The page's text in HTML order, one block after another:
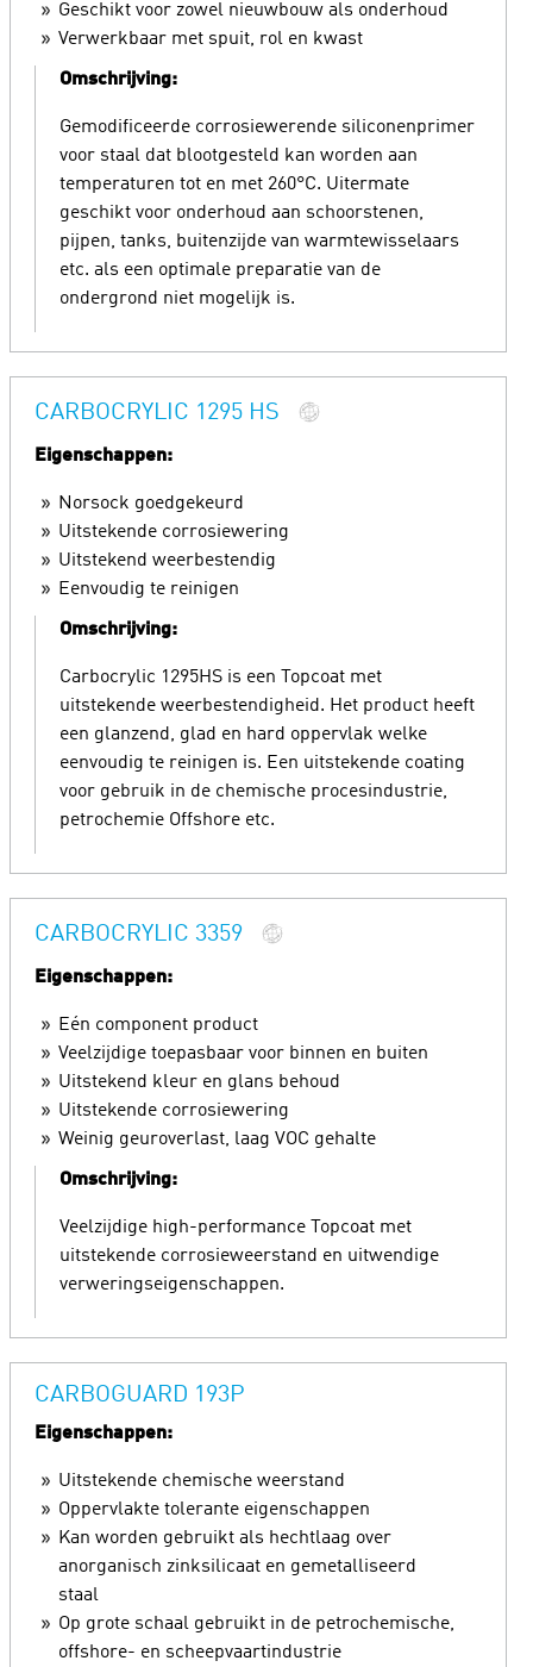
Geschikt voor zowel nieuwbouw als onderhoud
Verwerkbaar met spuit, rol en kwast
Omschrijving:
Gemodificeerde corrosiewerende siliconenprimer
voor staal dat blootgesteld kan worden aan
temperaturen tot en met 260°C. Uitermate
geschikt voor onderhoud aan schoorstenen,
pijpen, tanks, buitenzijde van warmtewisselaars
etc. als een optimale preparatie van de
ondergrond niet mogelijk is.
CARBOCRYLIC 1295 HS
Eigenschappen:
Norsock goedgekeurd
Uitstekende corrosiewering
Uitstekend weerbestendig
Eenvoudig te reinigen
Omschrijving:
Carbocrylic 1295HS is een Topcoat met
uitstekende weerbestendigheid. Het product heeft
een glanzend, glad en hard oppervlak welke
eenvoudig te reinigen is. Een uitstekende coating
voor gebruik in de chemische procesindustrie,
petrochemie Offshore etc.
CARBOCRYLIC 3359
Eigenschappen:
Eén component product
Veelzijdige toepasbaar voor binnen en buiten
Uitstekend kleur en glans behoud
Uitstekende corrosiewering
Weinig geuroverlast, laag VOC gehalte
Omschrijving:
Veelzijdige high-performance Topcoat met
uitstekende corrosieweerstand en uitwendige
verweringseigenschappen.
CARBOGUARD 193P
Eigenschappen:
Uitstekende chemische weerstand
Oppervlakte tolerante eigenschappen
Kan worden gebruikt als hechtlaag over
anorganisch zinksilicaat en gemetalliseerd
staal
Op grote schaal gebruikt in de petrochemische,
offshore- en scheepvaartindustrie